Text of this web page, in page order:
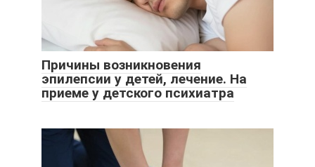
Причины возникновения
эпилепсии у детей, лечение. На
приеме у детского психиатра